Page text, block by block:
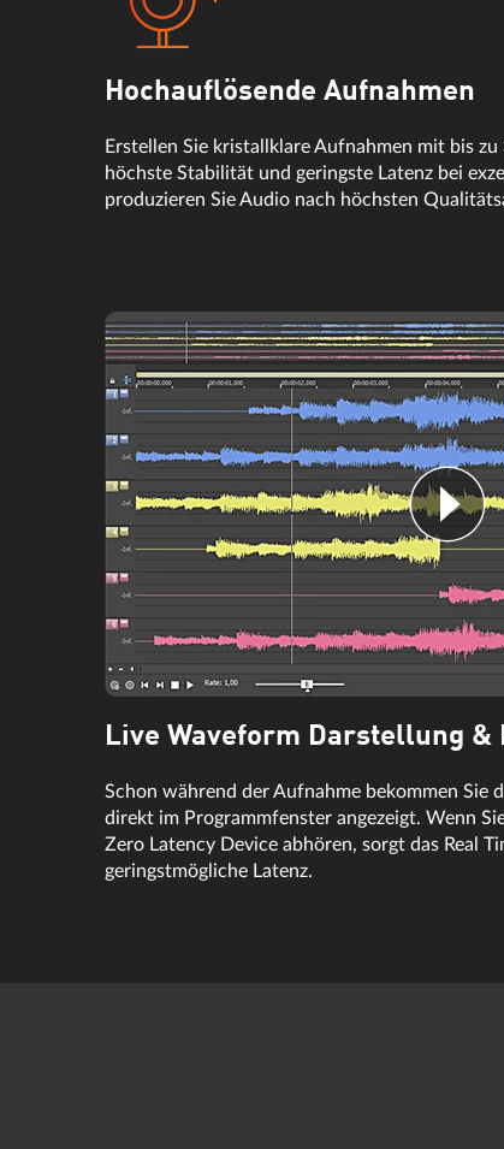
Hochauflösende Aufnahmen
Erstellen Sie kristallklare Aufnahmen mit bis
höchste Stabilität und geringste Latenz bei
produzieren Sie Audio nach höchsten
Live Waveform Darstellung &
Schon während der Aufnahme bekommen Sie
direkt im Programmfenster angezeigt. Wenn
Zero Latency Device abhören, sorgt das Real
geringstmögliche Latenz.